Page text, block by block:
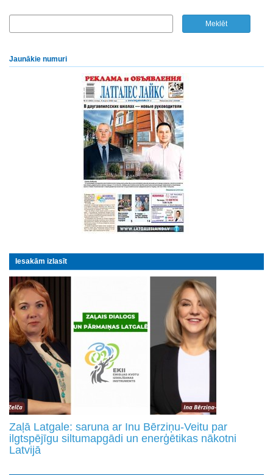
Jaunākie numuri
Iesakām izlasīt
Zaļā Latgale: saruna ar Inu Bērziņu-Veitu par
ilgtspējīgu siltumapgādi un enerģētikas nākotni
Latvijā